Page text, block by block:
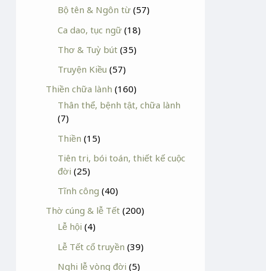
Bộ tên & Ngôn từ (57)
Ca dao, tục ngữ (18)
Thơ & Tuỳ bút (35)
Truyện Kiều (57)
Thiền chữa lành (160)
Thân thể, bệnh tật, chữa lành
(7)
Thiền (15)
Tiên tri, bói toán, thiết kế cuộc
đời (25)
Tĩnh công (40)
Thờ cúng & lễ Tết (200)
Lễ hội (4)
Lễ Tết cổ truyền (39)
Nghi lễ vòng đời (5)